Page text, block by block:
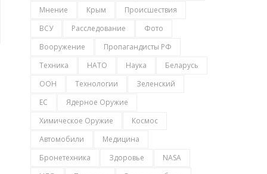
Мнение
Крым
Происшествия
ВСУ
Расследование
Фото
Вооружение
Пропагандисты РФ
Техника
НАТО Наука
Беларусь
ООН
Технологии
Зеленский
ЕС
Ядерное Оружие
Химическое Оружие
Космос
Автомобили
Медицина
Бронетехника
Здоровье
NASA